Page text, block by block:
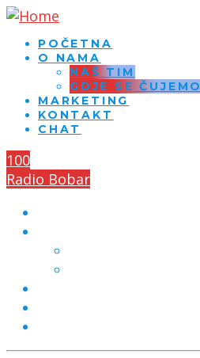
POČETNA
O NAMA
NAŠ TIM
GDJE SE ČUJEMO
MARKETING
KONTAKT
CHAT
100
Radio Bobar